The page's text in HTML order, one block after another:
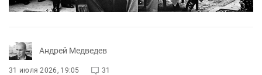
Андрей Медведев
31 июля 2026, 19:05 31